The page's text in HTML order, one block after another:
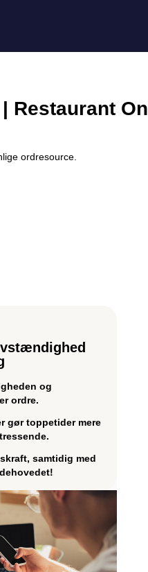
Restaurant
ordresource.
og
ordre.
gør toppetider mere
samtidig med